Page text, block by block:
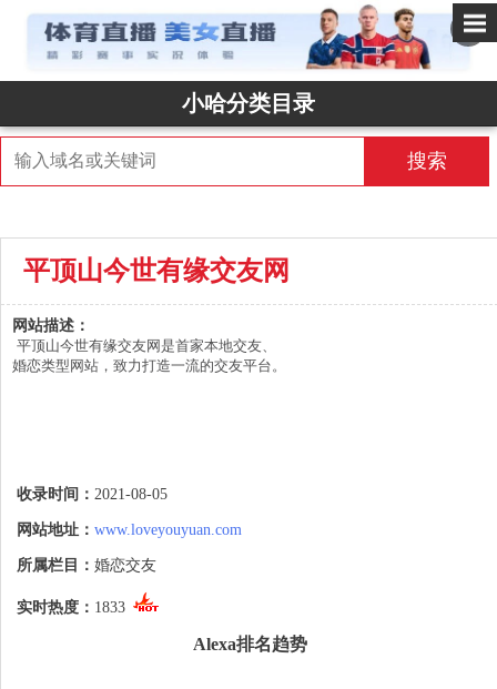
✕
小哈分类目录
搜索
平顶山今世有缘交友网
网站描述：
平顶山今世有缘交友网是首家本地交友、
婚恋类型网站，致力打造一流的交友平台。
收录时间： 2021-08-05
网站地址： www.loveyouyuan.com
所属栏目： 婚恋交友
实时热度： 1833
Alexa排名趋势